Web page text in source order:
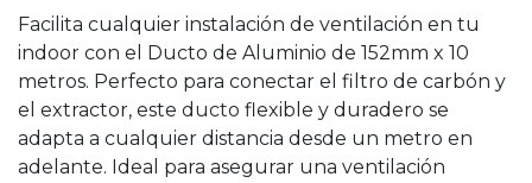
Facilita cualquier instalación de ventilación en tu
indoor con el
Ducto de Aluminio de 152mm x 10
metros. Perfecto para conectar el filtro de carbón y
el extractor, este ducto flexible y duradero se
adapta a cualquier distancia desde un metro en
adelante. Ideal para asegurar una ventilación